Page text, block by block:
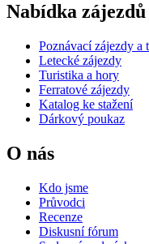
Nabídka zájezdů
Poznávací zájezdy a
Letecké zájezdy
Turistika a hory
Ferratové zájezdy
Katalog ke stažení
Dárkový poukaz
O nás
Kdo jsme
Průvodci
Recenze
Diskusní fórum